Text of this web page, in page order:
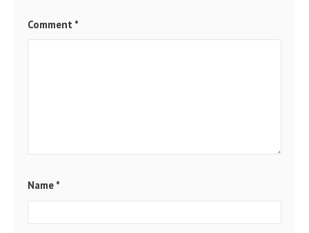
Comment *
Name *